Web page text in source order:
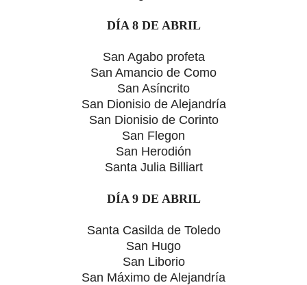
DÍA 8 DE ABRIL
San Agabo profeta
San Amancio de Como
San Asíncrito
San Dionisio de Alejandría
San Dionisio de Corinto
San Flegon
San Herodión
Santa Julia Billiart
DÍA 9 DE ABRIL
Santa Casilda de Toledo
San Hugo
San Liborio
San Máximo de Alejandría